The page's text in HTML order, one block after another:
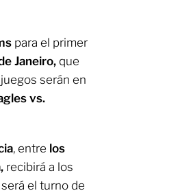
para el primer
Janeiro, que
serán en
vs.
, entre los
recibirá a los
el turno de